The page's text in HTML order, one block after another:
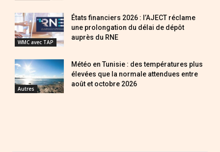
WMC avec TAP
États financiers 2026 : l’AJECT réclame
une prolongation du délai de dépôt
auprès du RNE
Autres
Météo en Tunisie : des températures plus
élevées que la normale attendues entre
août et octobre 2026